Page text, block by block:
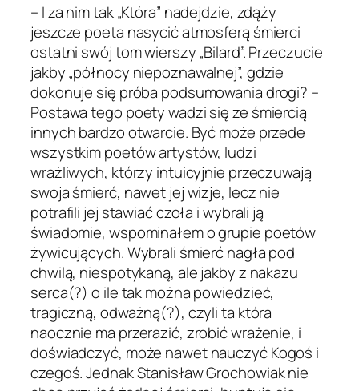
– I za nim tak „Która” nadejdzie, zdąży
jeszcze poeta nasycić atmosferą śmierci
ostatni swój tom wierszy „Bilard”. Przeczucie
jakby „północy niepoznawalnej”, gdzie
dokonuje się próba podsumowania drogi? –
Postawa tego poety wadzi się ze śmiercią
innych bardzo otwarcie. Być może przede
wszystkim poetów artystów, ludzi
wrażliwych, którzy intuicyjnie przeczuwają
swoja śmierć, nawet jej wizje, lecz nie
potrafili jej stawiać czoła i wybrali ją
świadomie, wspominałem o grupie poetów
żywicujących. Wybrali śmierć nagła pod
chwilą, niespotykaną, ale jakby z nakazu
serca(?) o ile tak można powiedzieć,
tragiczną, odważną(?), czyli ta która
naocznie ma przerazić, zrobić wrażenie, i
doświadczyć, może nawet nauczyć Kogoś i
czegoś. Jednak Stanisław Grochowiak nie